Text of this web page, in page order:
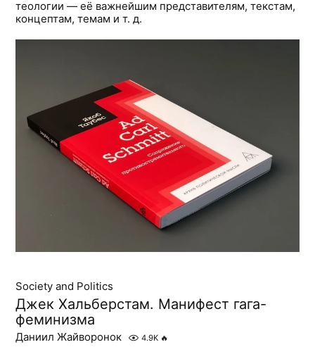
теологии — её важнейшим представителям, текстам,
концептам, темам и т. д.
Society and Politics
Джек Хальберстам. Манифест гага-
феминизма
Даниил Жайворонок 4.9K 🔥